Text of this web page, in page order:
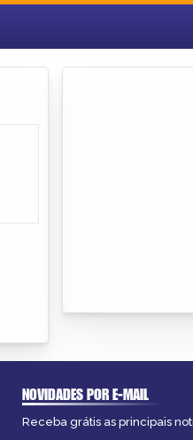
NOVIDADES POR E-MAIL
Receba grátis as principais